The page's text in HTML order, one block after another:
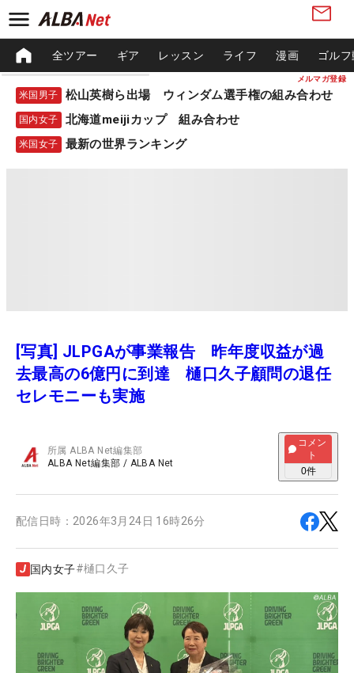
メルマガ登録
全ツアー ギア レッスン ライフ 漫画 ゴル
米国男子 松山英樹ら出場 ウィンダム選手権の組み合わせ
国内女子 北海道meijiカップ 組み合わせ
米国女子 最新の世界ランキング
[写真] JLPGAが事業報告 昨年度収益が過
去最高の6億円に到達 樋口久子顧問の退任
セレモニーも実施
所属ALBA Net編集部
ALBA Net編集部 / ALBA Net
コメン
ト
0件
配信日時： 2026年3月24日 16時26分
国内女子#樋口久子